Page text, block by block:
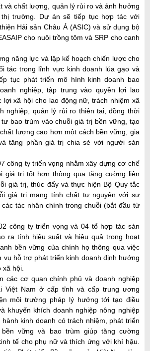
và chất lượng, quản lý rủi ro và ảnh hưởng
trường. Dự án sẽ tiếp tục hợp tác với
Hải sản Châu Á (ASIC) và sử dụng bộ
cho nuôi trồng tôm và SRP cho canh
năng lực và lập kế hoạch chiến lược cho
tác trong lĩnh vực kinh doanh lúa gạo và
tục phát triển mô hình kinh doanh bao
nghiệp, tập trung vào quyền lợi lao
lợi xã hội cho lao động nữ, trách nhiệm xã
nghiệp, quản lý rủi ro thiên tai, đồng thời
bao trùm vào chuỗi giá trị bền vững, tạo
lượng cao hơn một cách bền vững, gia
tăng phần giá trị chia sẻ với người sản
công ty triển vọng nhằm xây dựng cơ chế
giá trị tốt hơn thông qua tăng cường liên
giá trị, thúc đẩy và thực hiện Bộ Quy tắc
giá trị mang tính chất tự nguyện với sự
tác nhân chính trong chuỗi (bắt đầu từ
công ty triển vọng và 04 tổ hợp tác sản
ra tính hiệu suất và hiệu quả trong hoạt
bền vững của chính họ thông qua việc
vụ hỗ trợ phát triển kinh doanh định hướng
hội.
các cơ quan chính phủ và doanh nghiệp
Việt Nam ở cấp tỉnh và cấp trung ương
môi trường pháp lý hướng tới tạo điều
khuyến khích doanh nghiệp nông nghiệp
kinh doanh có trách nhiệm, phát triển
vững và bao trùm giúp tăng cường
tế cho phụ nữ và thích ứng với khí hậu.